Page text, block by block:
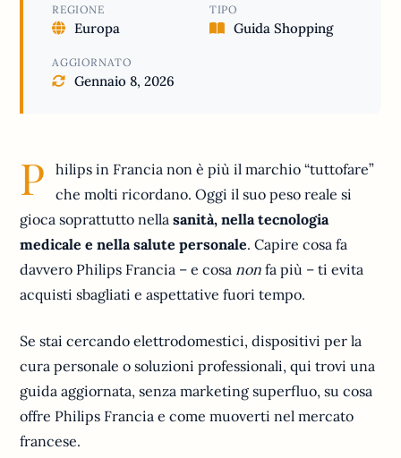
REGIONE
Europa
TIPO
Guida Shopping
AGGIORNATO
Gennaio 8, 2026
P
hilips in Francia non è più il marchio “tuttofare”
che molti ricordano. Oggi il suo peso reale si
gioca soprattutto nellasanità, nella tecnologia
medicale e nella salute personale. Capire cosa fa
davvero Philips Francia – e cosanon fa più – ti evita
acquisti sbagliati e aspettative fuori tempo.
Se stai cercando elettrodomestici, dispositivi per la
cura personale o soluzioni professionali, qui trovi una
guida aggiornata, senza marketing superfluo, su cosa
offre Philips Francia e come muoverti nel mercato
francese.